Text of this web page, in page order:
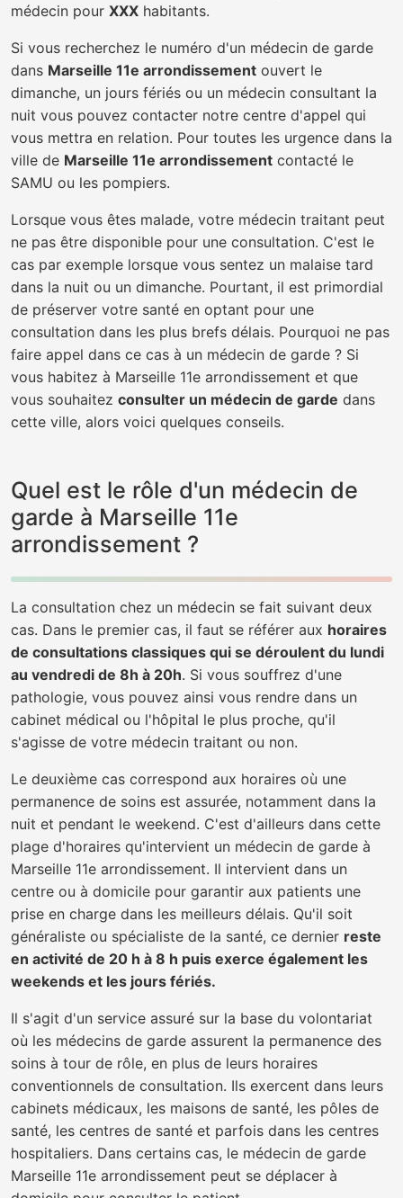
médecin pour XXX habitants.
Si vous recherchez le numéro d'un médecin de garde
dans Marseille 11e arrondissement ouvert le
dimanche, un jours fériés ou un médecin consultant la
nuit vous pouvez contacter notre centre d'appel qui
vous mettra en relation. Pour toutes les urgence dans la
ville de Marseille 11e arrondissement contacté le
SAMU ou les pompiers.
Lorsque vous êtes malade, votre médecin traitant peut
ne pas être disponible pour une consultation. C'est le
cas par exemple lorsque vous sentez un malaise tard
dans la nuit ou un dimanche. Pourtant, il est primordial
de préserver votre santé en optant pour une
consultation dans les plus brefs délais. Pourquoi ne pas
faire appel dans ce cas à un médecin de garde ? Si
vous habitez à Marseille 11e arrondissement et que
vous souhaitez consulter un médecin de garde dans
cette ville, alors voici quelques conseils.
Quel est le rôle d'un médecin de
garde à Marseille 11e
arrondissement ?
La consultation chez un médecin se fait suivant deux
cas. Dans le premier cas, il faut se référer aux horaires
de consultations classiques qui se déroulent du lundi
au vendredi de 8h à 20h. Si vous souffrez d'une
pathologie, vous pouvez ainsi vous rendre dans un
cabinet médical ou l'hôpital le plus proche, qu'il
s'agisse de votre médecin traitant ou non.
Le deuxième cas correspond aux horaires où une
permanence de soins est assurée, notamment dans la
nuit et pendant le weekend. C'est d'ailleurs dans cette
plage d'horaires qu'intervient un médecin de garde à
Marseille 11e arrondissement. Il intervient dans un
centre ou à domicile pour garantir aux patients une
prise en charge dans les meilleurs délais. Qu'il soit
généraliste ou spécialiste de la santé, ce dernier reste
en activité de 20 h à 8 h puis exerce également les
weekends et les jours fériés.
Il s'agit d'un service assuré sur la base du volontariat
où les médecins de garde assurent la permanence des
soins à tour de rôle, en plus de leurs horaires
conventionnels de consultation. Ils exercent dans leurs
cabinets médicaux, les maisons de santé, les pôles de
santé, les centres de santé et parfois dans les centres
hospitaliers. Dans certains cas, le médecin de garde
Marseille 11e arrondissement peut se déplacer à